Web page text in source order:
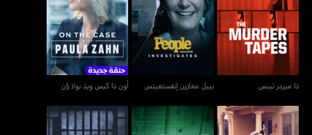
ذا ميردر تيبس
ذا ميردر تيبس
بيبل مغازين إنفستغيتس
بيبل مغازين إنفستغيتس
أون ذا كيس ويذ بولا زان
أون ذا كيس ويذ بولا زان